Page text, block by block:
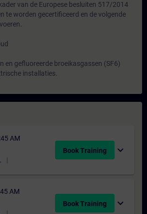
van de Europese besluiten 517/2014
te worden gecertificeerd en de volgende
en gefluoreerde broeikasgassen (SF6)
installaties.
AM
Book Training expand_more
AM
Book Training expand_more